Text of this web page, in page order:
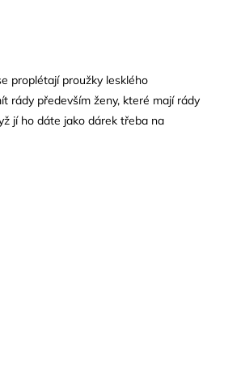
proplétají proužky lesklého
rády především ženy, které mají rády
jí ho dáte jako dárek třeba na